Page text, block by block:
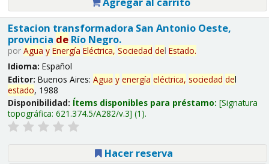
Estacion transformadora San Antonio Oeste,
provincia deRío Negro.
por Agua y Energía Eléctrica, Sociedad del Estado.
Idioma: Español
Editor: Buenos Aires: Agua y energía eléctrica, sociedad del
estado, 1988
Disponibilidad: Ítems disponibles para préstamo: Signatura
topográfica: 621.374.5/A282/v.3 (1).
Hacer reserva